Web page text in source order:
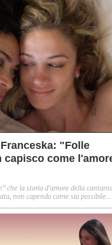
"Folle
capisco come
che la storia d'amore della
non capendo come sia possibile